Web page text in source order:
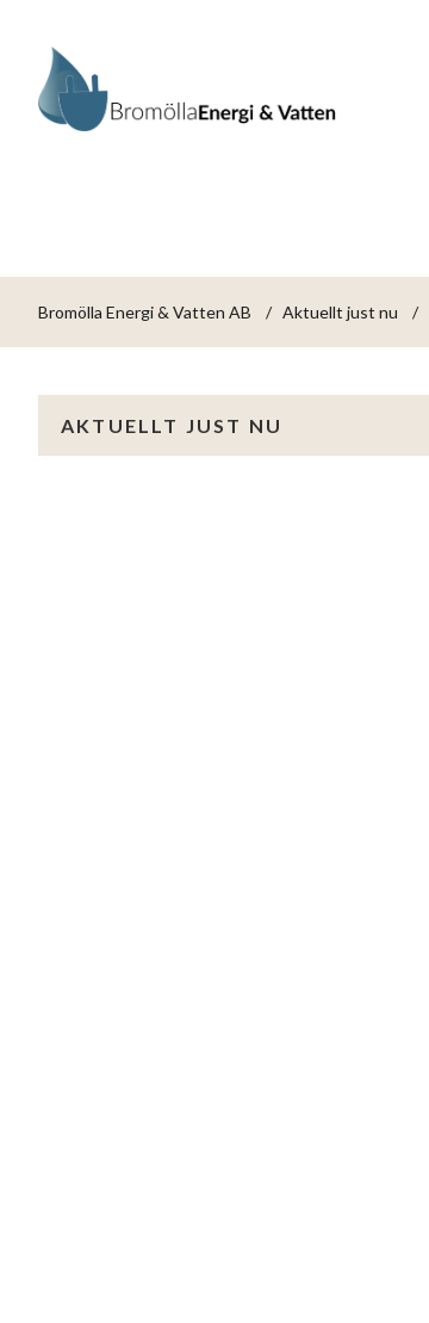
Bromölla Energi & Vatten AB Aktuellt just nu
AKTUELLT JUST NU